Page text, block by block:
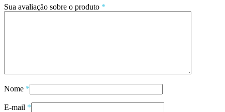
Sua avaliação sobre o produto *
Nome *
E-mail *